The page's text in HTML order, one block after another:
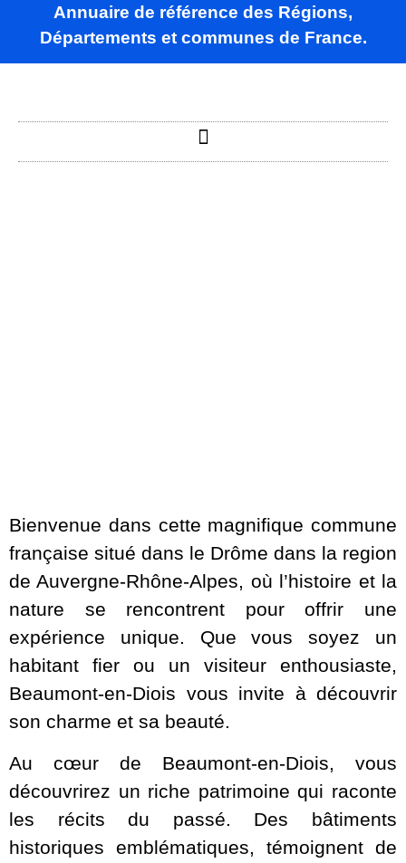
Annuaire de référence des Régions,
Départements et communes de France.
Bienvenue dans cette magnifique commune
française situé dans le Drôme dans la region
de Auvergne-Rhône-Alpes, où l’histoire et la
nature se rencontrent pour offrir une
expérience unique. Que vous soyez un
habitant fier ou un visiteur enthousiaste,
Beaumont-en-Diois vous invite à découvrir
son charme et sa beauté.
Au cœur de Beaumont-en-Diois, vous
découvrirez un riche patrimoine qui raconte
les récits du passé. Des bâtiments
historiques emblématiques, témoignent de